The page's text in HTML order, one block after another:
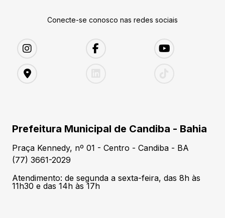
Conecte-se conosco nas redes sociais
Prefeitura Municipal de Candiba - Bahia
Praça Kennedy, nº 01 - Centro - Candiba - BA
(77) 3661-2029
Atendimento: de segunda a sexta-feira, das 8h às
11h30 e das 14h às 17h